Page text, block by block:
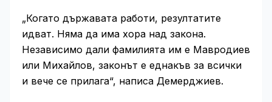
„Когато държавата работи, резултатите
идват. Няма да има хора над закона.
Независимо дали фамилията им е Мавродиев
или Михайлов, законът е еднакъв за всички
и вече се прилага“, написа Демерджиев.